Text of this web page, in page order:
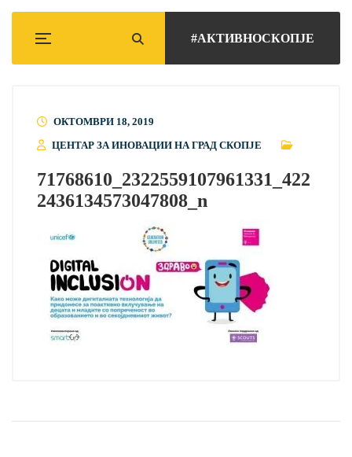
#АКТИВНОСКОПЈЕ
ОКТОМВРИ 18, 2019
ЦЕНТАР ЗА ИНОВАЦИИ НА ГРАД СКОПЈЕ
71768610_2322559107961331_422
2436134573047808_n